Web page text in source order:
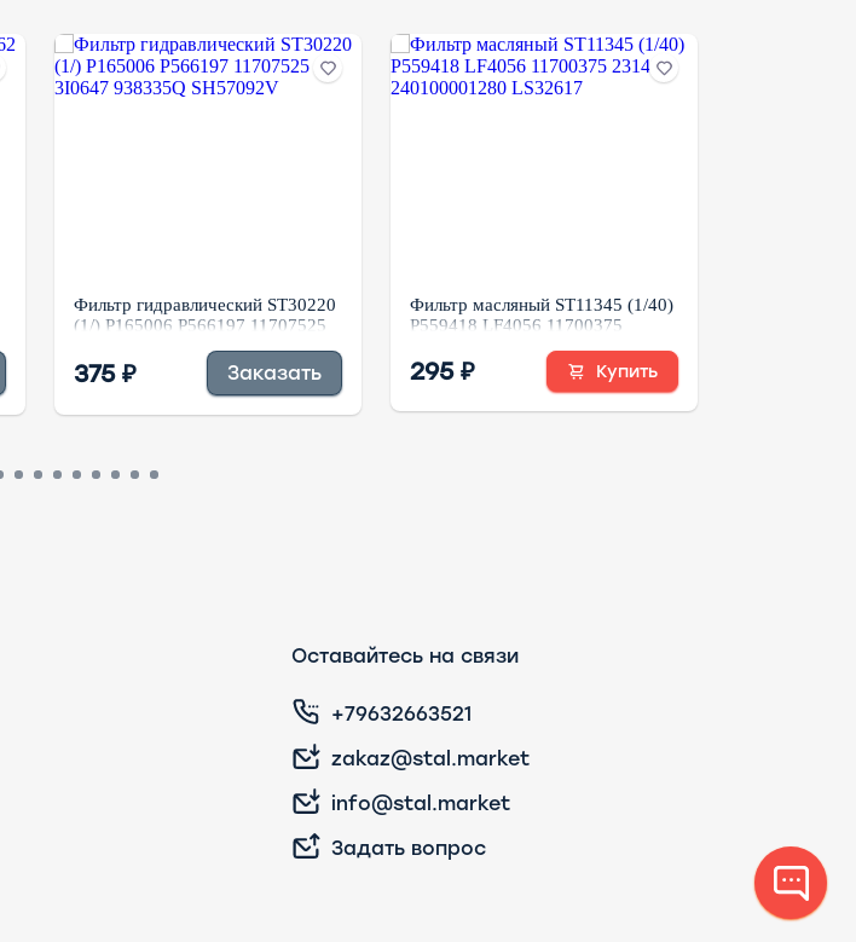
Фильтр гидравлический ST30220
(1/) P165006 P566197 11707525
375 ₽ Заказать
Фильтр масляный ST11345 (1/40)
P559418 LF4056 11700375
295 ₽ Купить
Оставайтесь на связи
+79632663521
zakaz@stal.market
info@stal.market
Задать вопрос